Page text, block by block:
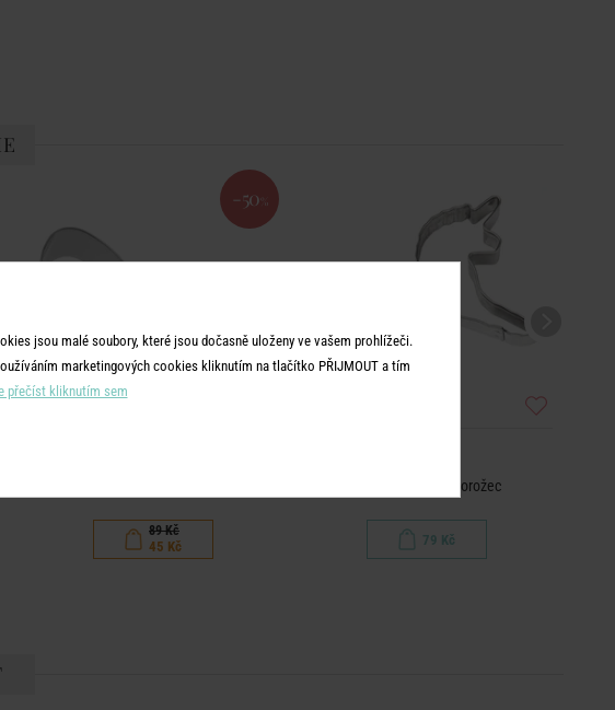
-50 %
89 Kč
45 Kč
Vykrajovátko jednorožec
79 Kč
jsou malé soubory, které jsou dočasně uloženy ve vašem prohlížeči.
marketingových cookies kliknutím na tlačítko PŘIJMOUT a tím
přečíst kliknutím sem